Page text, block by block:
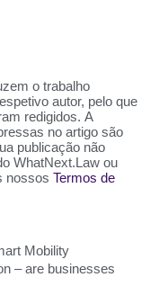
o trabalho
autor, pelo que
redigidos. A
no artigo são
publicação não
WhatNext.Law ou
nossos Termos de
Mobility
– are businesses